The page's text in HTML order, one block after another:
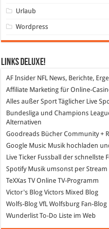
Urlaub
Wordpress
Links DeLuXe!
AF Insider NFL News, Berichte,
Affiliate Marketing für Online-
Alles außer SportTäglicher Live
Bundesliga und Champions
Alternativen
Goodreads Bücher Community +
Google Music Musik hochladen
Live Ticker Fussball
der schnellste
SpotifyMusik umsonst per Stream
TeXXas TVOnline TV-Programm
Victor's Blog Victors Mixed Blog
Wolfs-Blog VfL Wolfsburg Fan-Blog
WunderlistTo-Do Liste im Web